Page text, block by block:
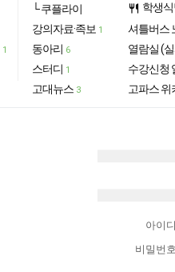
1
└ 쿠플라이
강의자료·족보 1
동아리 6
스터디 1
고대뉴스 3
restaurant 학생
셔틀버스
열람실 (
수강신청
고파스 위
아이
비밀번